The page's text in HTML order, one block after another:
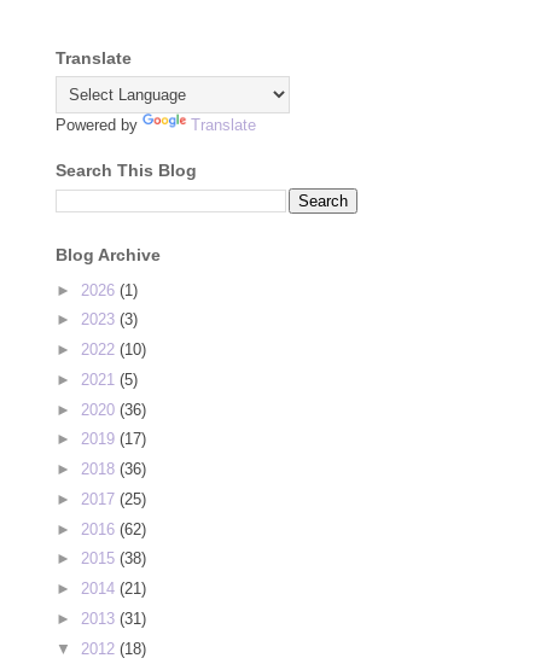
Translate
Powered by Translate
Search This Blog
Blog Archive
► 2026 (1)
► 2023 (3)
► 2022 (10)
► 2021 (5)
► 2020 (36)
► 2019 (17)
► 2018 (36)
► 2017 (25)
► 2016 (62)
► 2015 (38)
► 2014 (21)
► 2013 (31)
▼ 2012 (18)